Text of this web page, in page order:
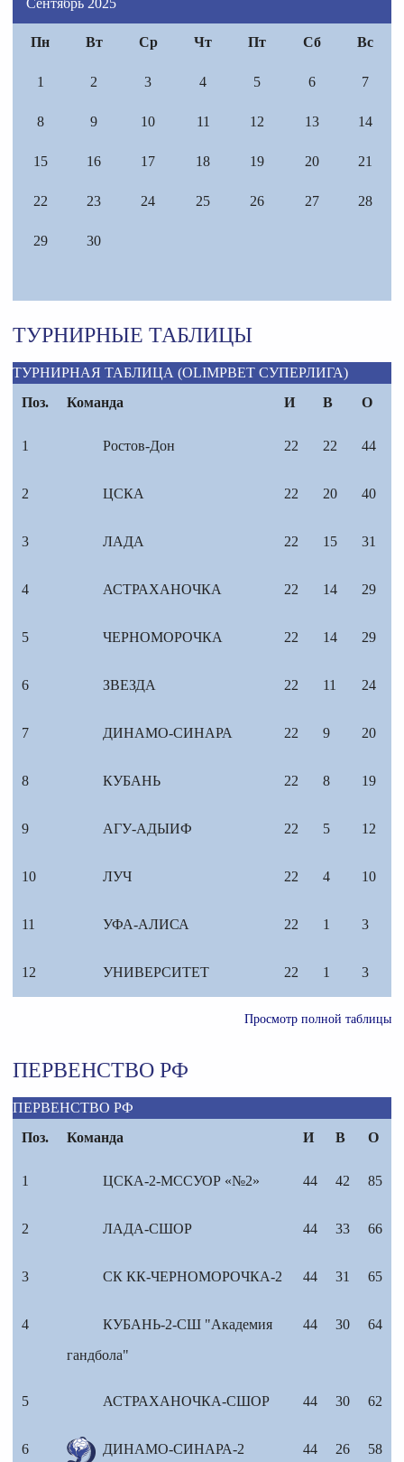
Сентябрь 2025
Пн Вт Ср Чт Пт Сб Вс
1 2 3 4 5 6 7
8 9 10 11 12 13 14
15 16 17 18 19 20 21
22 23 24 25 26 27 28
29 30
ТУРНИРНЫЕ ТАБЛИЦЫ
ТУРНИРНАЯ ТАБЛИЦА (OLIMPBET СУПЕРЛИГА)
Поз.
Команда И В О
1 Ростов-Дон 22 22 44
2 ЦСКА 22 20 40
3 ЛАДА 22 15 31
4 АСТРАХАНОЧКА 22 14 29
5 ЧЕРНОМОРОЧКА 22 14 29
6 ЗВЕЗДА 22 11 24
7 ДИНАМО-СИНАРА 22 9 20
8 КУБАНЬ 22 8 19
9 АГУ-АДЫИФ 22 5 12
10 ЛУЧ 22 4 10
11 УФА-АЛИСА 22 1 3
12 УНИВЕРСИТЕТ 22 1 3
Просмотр полной таблицы
ПЕРВЕНСТВО РФ
ПЕРВЕНСТВО РФ
Поз.
Команда И В О
1 ЦСКА-2-МССУОР «№2» 44 42 85
2 ЛАДА-СШОР 44 33 66
3 СК КК-ЧЕРНОМОРОЧКА-2 44 31 65
4
КУБАНЬ-2-СШ "Академия
гандбола"
44 30 64
5 АСТРАХАНОЧКА-СШОР 44 30 62
6 ДИНАМО-СИНАРА-2 44 26 58